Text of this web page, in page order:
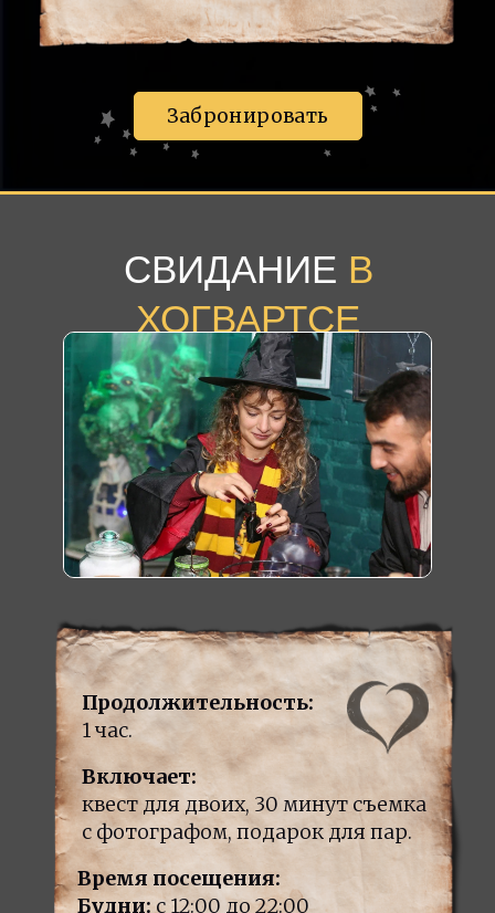
Забронировать
СВИДАНИЕ В
ХОГВАРТСЕ
Продолжительность:
1 час.
Включает:
квест для двоих, 30 минут съемка
с фотографом, подарок для пар.
Время посещения:
Будни:с 12:00 до 22:00